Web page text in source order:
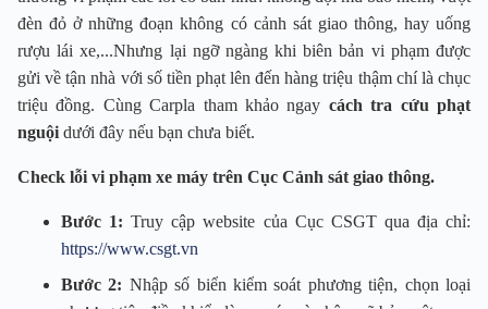
đèn đỏ ở những đoạn không có cảnh sát giao thông, hay uống
rượu lái xe,...Nhưng lại ngỡ ngàng khi biên bản vi phạm được
gửi về tận nhà với số tiền phạt lên đến hàng triệu thậm chí là chục
triệu đồng. Cùng Carpla tham khảo ngay cách tra cứu phạt
nguội dưới đây nếu bạn chưa biết.
Check lỗi vi phạm xe máy trên Cục Cảnh sát giao thông.
Bước 1: Truy cập website của Cục CSGT qua địa chỉ:
https://www.csgt.vn
Bước 2: Nhập số biển kiểm soát phương tiện, chọn loại